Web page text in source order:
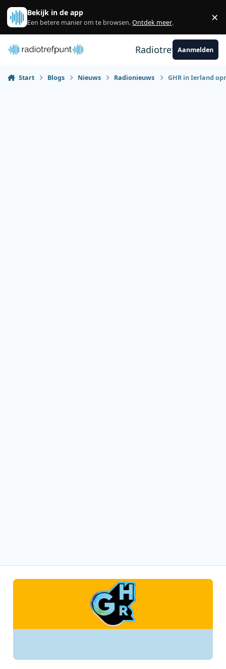
Spring naar bijdragen
Bekijk in de app
Een betere manier om te browsen.Ontdek meer. ×
RadiotrefpuntAanmelden
Start Blogs Nieuws Radionieuws GHR in Ierland